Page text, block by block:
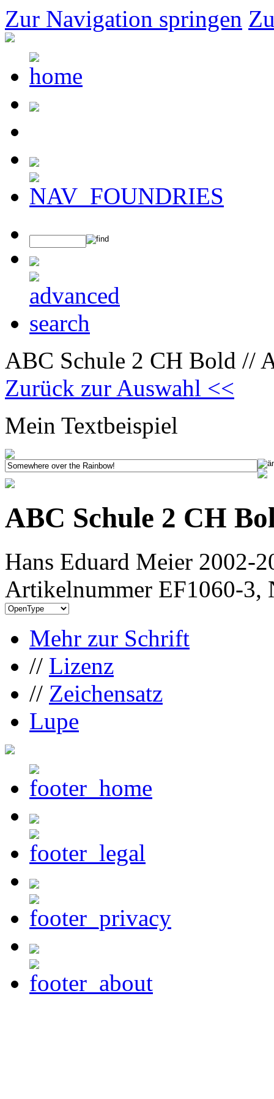
Zur Navigation springen
ABC Schule 2 CH Bold //
Zurück zur Auswahl <<
Mein Textbeispiel
ABC Schule 2 CH
Hans Eduard Meier 2002-
Artikelnummer EF1060-3,
Mehr zur Schrift
// Lizenz
// Zeichensatz
Lupe